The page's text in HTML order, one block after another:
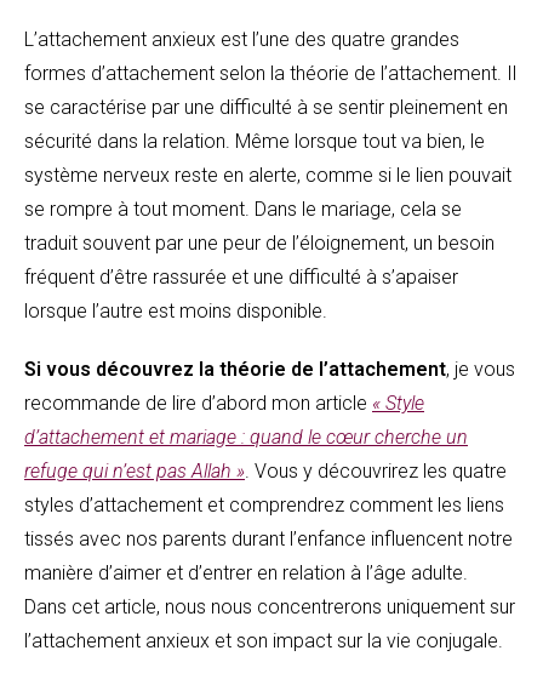
L’attachement anxieux est l’une des quatre grandes
formes d’attachement selon la théorie de l’attachement. Il
se caractérise par une difficulté à se sentir pleinement en
sécurité dans la relation. Même lorsque tout va bien, le
système nerveux reste en alerte, comme si le lien pouvait
se rompre à tout moment. Dans le mariage, cela se
traduit souvent par une peur de l’éloignement, un besoin
fréquent d’être rassurée et une difficulté à s’apaiser
lorsque l’autre est moins disponible.
Si vous découvrez la théorie de l’attachement, je vous
recommande de lire d’abord mon article « Style
d’attachement et mariage : quand le cœur cherche un
refuge qui n’est pas Allah ». Vous y découvrirez les quatre
styles d’attachement et comprendrez comment les liens
tissés avec nos parents durant l’enfance influencent notre
manière d’aimer et d’entrer en relation à l’âge adulte.
Dans cet article, nous nous concentrerons uniquement sur
l’attachement anxieux et son impact sur la vie conjugale.